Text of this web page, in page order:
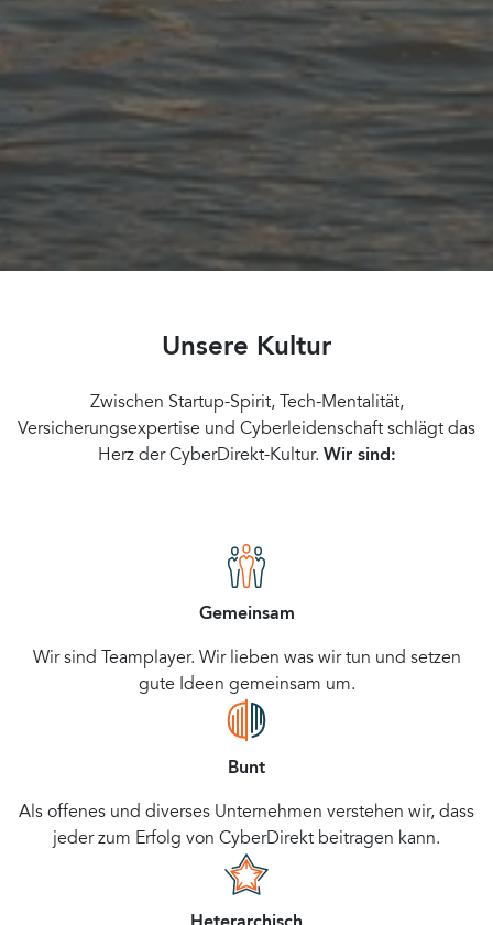
Unsere Kultur
Zwischen Startup-Spirit, Tech-Mentalität,
Versicherungsexpertise und Cyberleidenschaft schlägt das
Herz der CyberDirekt-Kultur. Wir sind:
Gemeinsam
Wir sind Teamplayer. Wir lieben was wir tun und setzen
gute Ideen gemeinsam um.
Bunt
Als offenes und diverses Unternehmen verstehen wir, dass
jeder zum Erfolg von CyberDirekt beitragen kann.